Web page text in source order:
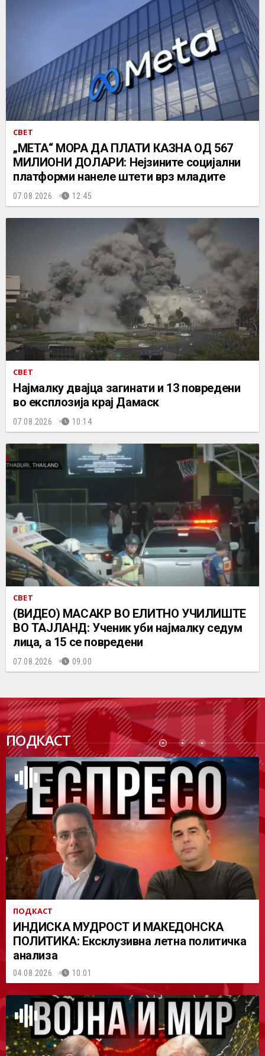
СВЕТ
„МЕТА“ МОРА ДА ПЛАТИ КАЗНА ОД 567
МИЛИОНИ ДОЛАРИ: Нејзините социјални
платформи нанеле штети врз младите
07.08.2026. 12:45
СВЕТ
Најмалку двајца загинати и 13 повредени
во експлозија крај Дамаск
07.08.2026. 10:14
СВЕТ
(ВИДЕО) МАСАКР ВО ЕЛИТНО УЧИЛИШТЕ
ВО ТАЈЛАНД: Ученик уби најмалку седум
лица, а 15 се повредени
07.08.2026. 09:00
ПОДКАСТ
ПОДК
АСТ
ПОДКАСТ
ИНДИСКА МУДРОСТ И МАКЕДОНСКА
ПОЛИТИКА: Ексклузивна летна политичка
анализа
04.08.2026. 10:01